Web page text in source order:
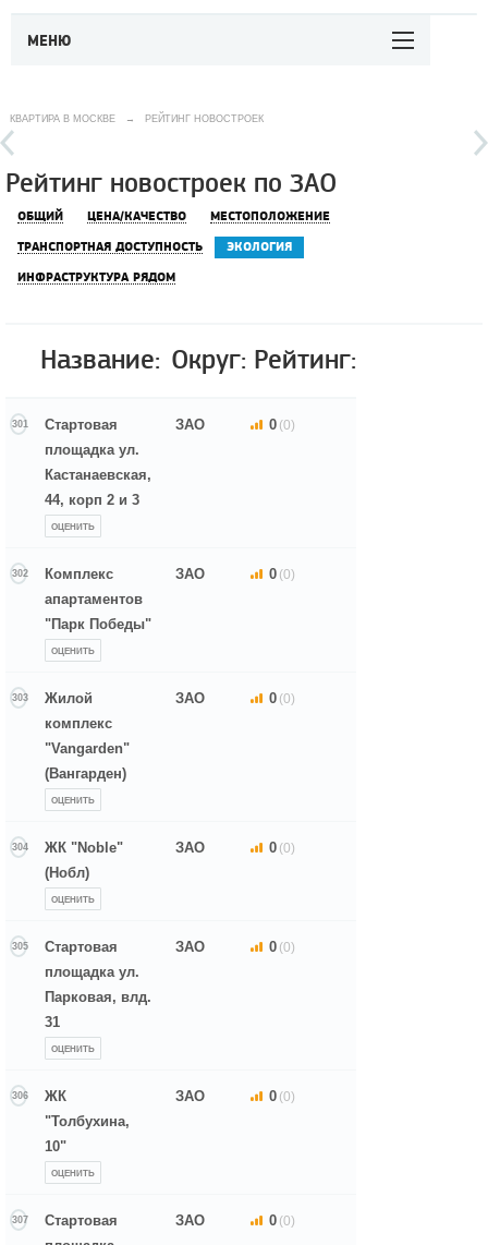
МЕНЮ
КВАРТИРА В МОСКВЕ → РЕЙТИНГ НОВОСТРОЕК
Рейтинг новостроек по ЗАО
ОБЩИЙ ЦЕНА/КАЧЕСТВО
МЕСТОПОЛОЖЕНИЕ
ТРАНСПОРТНАЯ ДОСТУПНОСТЬ
ЭКОЛОГИЯ
ИНФРАСТРУКТУРА РЯДОМ
Название: Округ: Рейтинг:
301
Стартовая
площадка ул.
Кастанаевская,
44, корп 2 и 3
ОЦЕНИТЬ
ЗАО 0 (0)
302
Комплекс
апартаментов
"Парк Победы"
ОЦЕНИТЬ
ЗАО 0 (0)
303
Жилой
комплекс
"Vangarden"
(Вангарден)
ОЦЕНИТЬ
ЗАО 0 (0)
304
ЖК "Noble"
(Нобл)
ОЦЕНИТЬ
ЗАО 0 (0)
305
Стартовая
площадка ул.
Парковая, влд.
31
ОЦЕНИТЬ
ЗАО 0 (0)
306
ЖК
"Толбухина,
10"
ОЦЕНИТЬ
ЗАО 0 (0)
307
Стартовая
ЗАО 0 (0)